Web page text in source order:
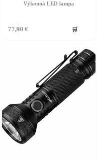
Výkonná LED lampa
77,90 € 🛒